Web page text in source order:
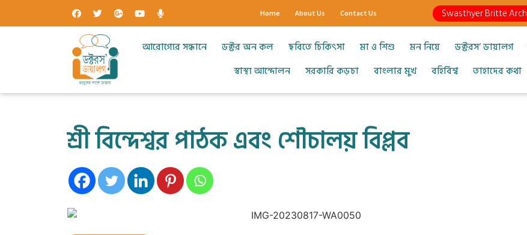
Home About Us Contact Us Swasthyer Britte
আরোগ্যের সন্ধানে ডক্টর অন কল ছবিতে চিকিৎসা মা ও শিশু মন নিয়ে ডক্টরস’ ডায়ালগ
স্বাস্থ্য আন্দোলন
সরকারি কড়চা বাংলার মুখ বহির্বিশ্ব তাহাদের কথা
শ্রী বিন্দেশ্বর পাঠক এবং শৌচালয় বিপ্লব